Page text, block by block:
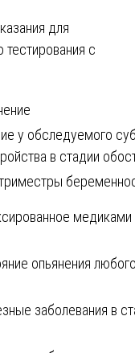
для
тестирования с
у обследуемого
в стадии
медиками
опьянения
заболевания в